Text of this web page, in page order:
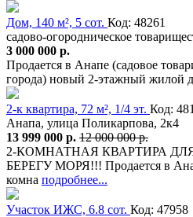
Дом, 140 м², 5 сот. Код: 48261
садово-огородническое
3 000 000 р.
Продается в Анапе (садовое
города) новый 2-этажный жилой
2-к квартира, 72 м², 1/4 эт. Код:
Анапа, улица Поликарпова, 2к4
13 999 000 р. 12 000 000 р.
2-КОМНАТНАЯ КВАРТИРА
БЕРЕГУ МОРЯ!!! Продается в
комна подробнее...
Участок ИЖС, 6.8 сот. Код: 47958